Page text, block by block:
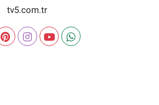
tv5.com.tr